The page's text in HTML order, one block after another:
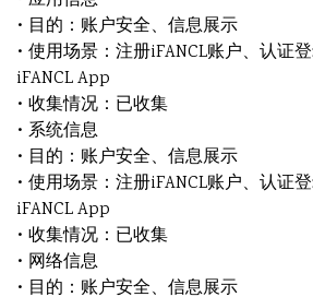
• 目的：账户安全、信息展示
• 使用场景：注册iFANCL账户、认证
iFANCL App
• 收集情况：已收集
• 系统信息
• 目的：账户安全、信息展示
• 使用场景：注册iFANCL账户、认证
iFANCL App
• 收集情况：已收集
• 网络信息
• 目的：账户安全、信息展示